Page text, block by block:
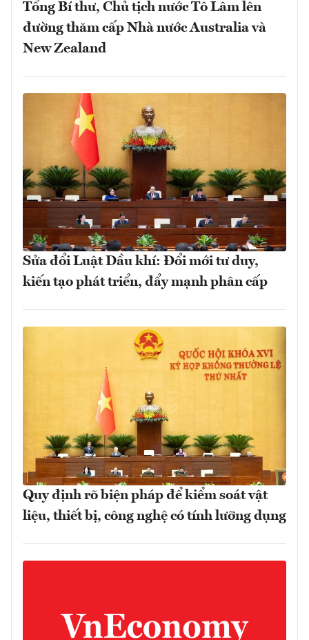
Tổng Bí thư, Chủ tịch nước Tô Lâm lên
đường thăm cấp Nhà nước Australia và
New Zealand
Sửa đổi Luật Dầu khí: Đổi mới tư duy,
kiến tạo phát triển, đẩy mạnh phân cấp
Quy định rõ biện pháp để kiểm soát vật
liệu, thiết bị, công nghệ có tính lưỡng dụng